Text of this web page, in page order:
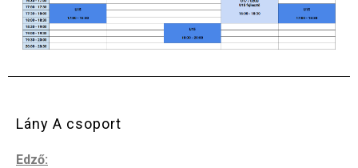
Lány A csoport
Edző: